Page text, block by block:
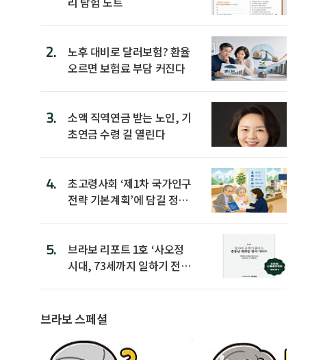
2.
노후 대비로 달러보험? 환율
오르면 보험료 부담 커진다
3.
소액 직역연금 받는 노인, 기
초연금 수령 길 열린다
4.
초고령사회 ‘제1차 국가인구
전략 기본계획’에 담길 정책
5.
브라보 리포트 1호 ‘사오정
시대, 73세까지 일하기 전략’
브라보 스페셜